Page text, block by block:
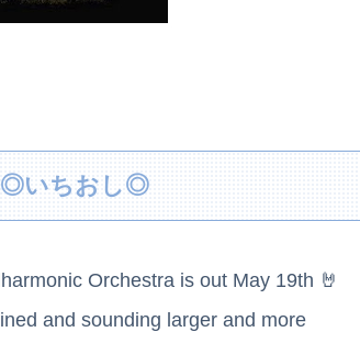
wｗｗｗｗｗｗｗｗ❤
子エンジンが回った！
◎いちおし◎
Orchestra is out May 19th 🤘
and sounding larger and more